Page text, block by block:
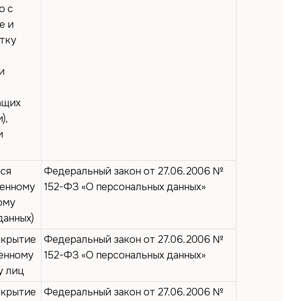
с
и
Федеральный закон от 27.06.2006 №
152-ФЗ «О персональных данных»
лиц
Федеральный закон от 27.06.2006 №
152-ФЗ «О персональных данных»
Федеральный закон от 27.06.2006 №